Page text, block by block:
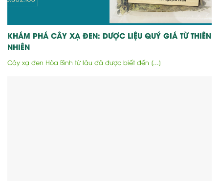
KHÁM PHÁ CÂY XẠ ĐEN: DƯỢC LIỆU QUÝ GIÁ TỪ THIÊN
NHIÊN
Cây xạ đen Hòa Bình từ lâu đã được biết đến [...]